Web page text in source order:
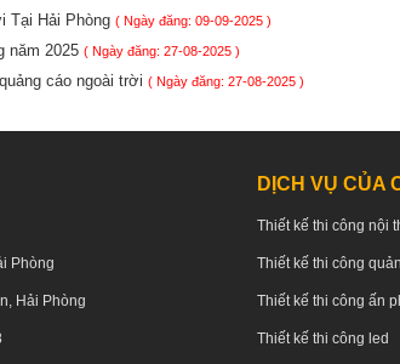
Tại Hải Phòng ( Ngày đăng: 09-09-2025 )
năm 2025 ( Ngày đăng: 27-08-2025 )
cáo ngoài trời ( Ngày đăng: 27-08-2025 )
Phòng
Hải Phòng
DỊCH VỤ CỦA
Thiết kế thi công nội
Thiết kế thi công
Thiết kế thi công ấn
Thiết kế thi công led